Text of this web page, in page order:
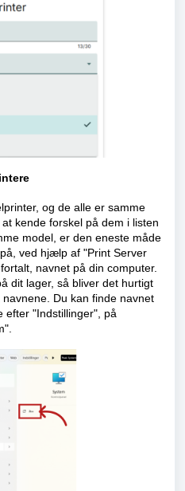
og de alle er samme
kende forskel på dem i listen
model, er den eneste måde
ved hjælp af "Print Server
navnet på din computer.
dit lager, så bliver det hurtigt
Du kan finde navnet
efter "Indstillinger", på